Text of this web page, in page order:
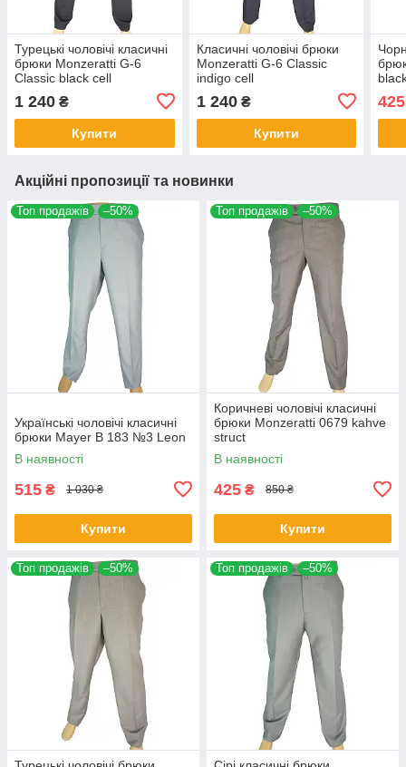
Турецькі чоловічі класичні
брюки Monzeratti G-6
Classic black cell
1 240 ₴
Купити
Класичні чоловічі брюки
Monzeratti G-6 Classic
indigo cell
1 240₴
Купити
425
Акційні пропозиції та новинки
Топ продажів –50%
Українські чоловічі класичні
брюки Mayer B 183 №3 Leon
В наявності
515 ₴ 1 030 ₴
Купити
Топ продажів –50%
Коричневі чоловічі класичні
брюки Monzeratti 0679 kahve
struct
В наявності
425 ₴ 850 ₴
Купити
Топ продажів –50% Топ продажів –50%